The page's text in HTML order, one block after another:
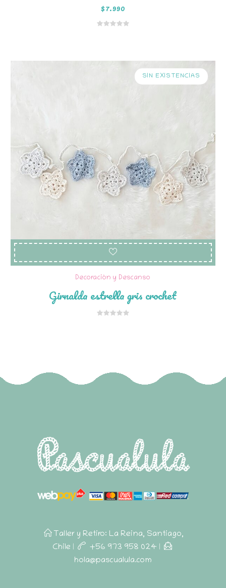
$7.990
SIN EXISTENCIAS
Decoración y Descanso
Girnalda estrella gris crochet
Taller y Retiro: La Reina, Santiago,
Chile | +56 973 958 024 |
hola@pascualula.com